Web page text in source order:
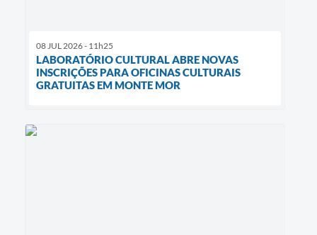
08 JUL 2026 - 11h25
LABORATÓRIO CULTURAL ABRE NOVAS
INSCRIÇÕES PARA OFICINAS CULTURAIS
GRATUITAS EM MONTE MOR